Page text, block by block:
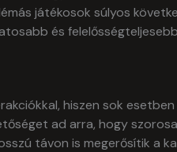
játékosok súlyos
és
hiszen sok
ad arra, hogy
távon is megerősítik a